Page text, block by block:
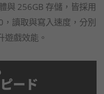
與 256GB 存儲，皆採用
，讀取與寫入速度，分別
遊戲效能。